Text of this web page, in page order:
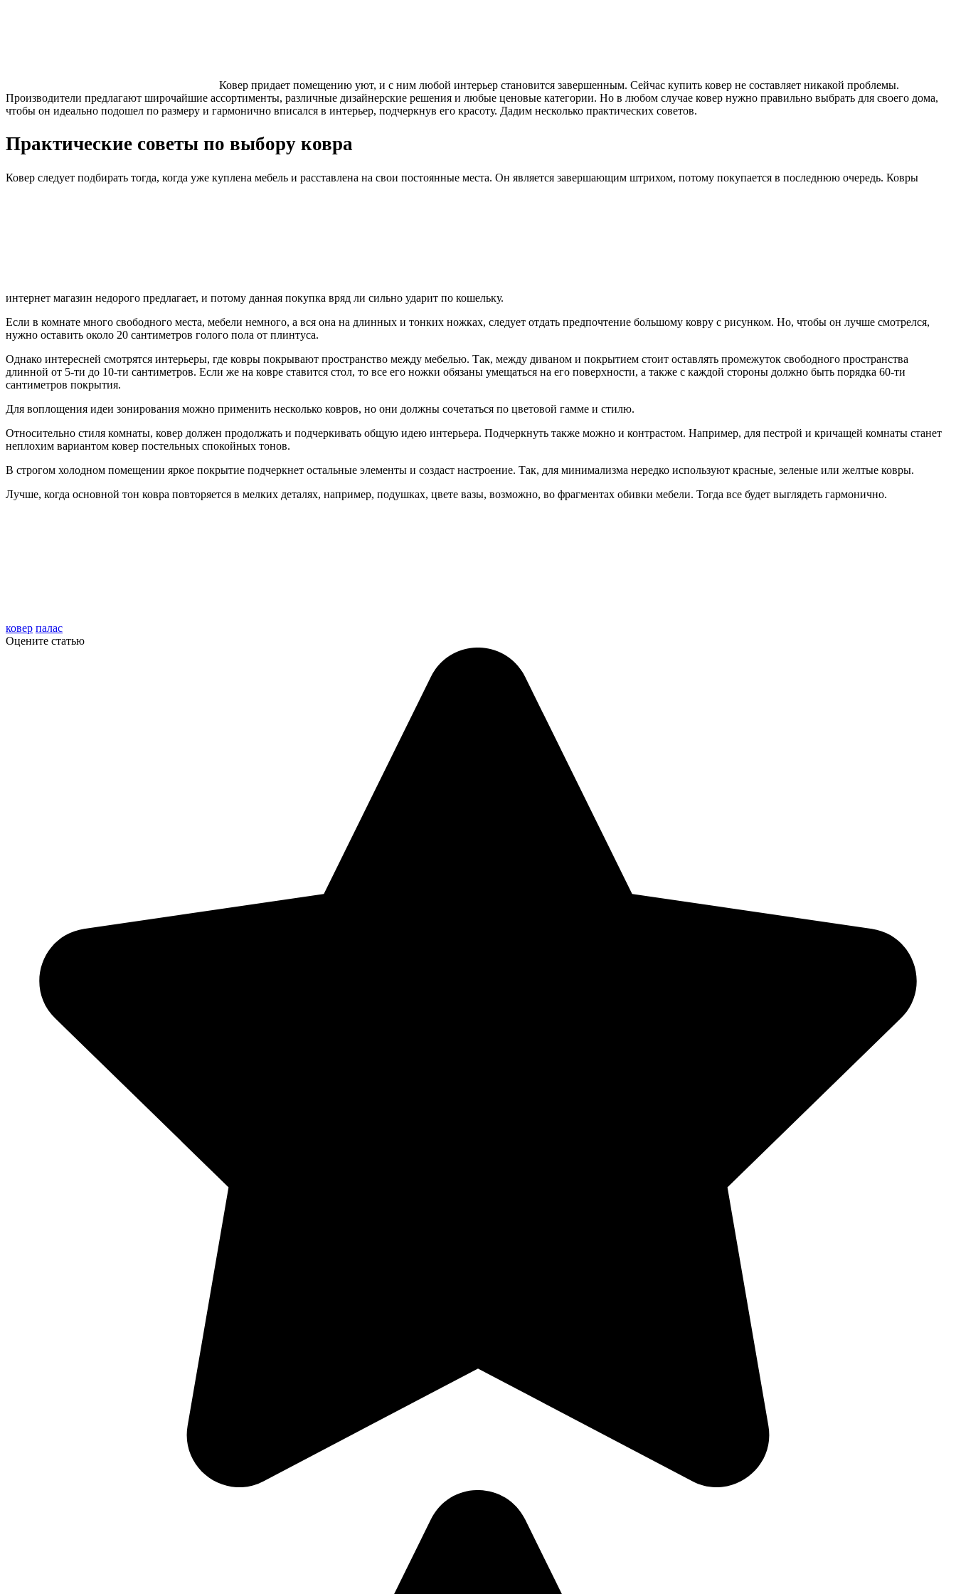
Ковер придает помещению уют, и с ним любой интерьер становится завершенным. Сейчас купить ковер не составляет никакой проблемы.
Производители предлагают широчайшие ассортименты, различные дизайнерские решения и любые ценовые категории. Но в любом случае ковер нужно правильно выбрать для своего дома,
чтобы он идеально подошел по размеру и гармонично вписался в интерьер, подчеркнув его красоту. Дадим несколько практических советов.
Практические советы по выбору ковра
Ковер следует подбирать тогда, когда уже куплена мебель и расставлена на свои постоянные места. Он является завершающим штрихом, потому покупается в последнюю очередь. Ковры
интернет магазин недорого предлагает, и потому данная покупка вряд ли сильно ударит по кошельку.
Если в комнате много свободного места, мебели немного, а вся она на длинных и тонких ножках, следует отдать предпочтение большому ковру с рисунком. Но, чтобы он лучше смотрелся,
нужно оставить около 20 сантиметров голого пола от плинтуса.
Однако интересней смотрятся интерьеры, где ковры покрывают пространство между мебелью. Так, между диваном и покрытием стоит оставлять промежуток свободного пространства
длинной от 5-ти до 10-ти сантиметров. Если же на ковре ставится стол, то все его ножки обязаны умещаться на его поверхности, а также с каждой стороны должно быть порядка 60-ти
сантиметров покрытия.
Для воплощения идеи зонирования можно применить несколько ковров, но они должны сочетаться по цветовой гамме и стилю.
Относительно стиля комнаты, ковер должен продолжать и подчеркивать общую идею интерьера. Подчеркнуть также можно и контрастом. Например, для пестрой и кричащей комнаты станет
неплохим вариантом ковер постельных спокойных тонов.
В строгом холодном помещении яркое покрытие подчеркнет остальные элементы и создаст настроение. Так, для минимализма нередко используют красные, зеленые или желтые ковры.
Лучше, когда основной тон ковра повторяется в мелких деталях, например, подушках, цвете вазы, возможно, во фрагментах обивки мебели. Тогда все будет выглядеть гармонично.
ковер палас
Оцените статью